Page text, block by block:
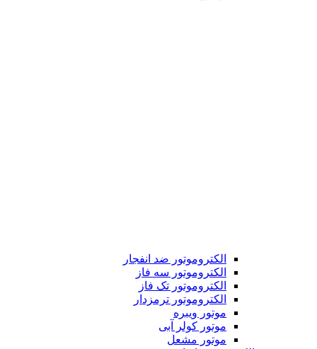
الکتروموتور ضد انفجار
الکتروموتور سه فاز
الکتروموتور تک فاز
الکتروموتور ترمزدار
موتور ویبره
موتور کولر آبی
موتور مشعل